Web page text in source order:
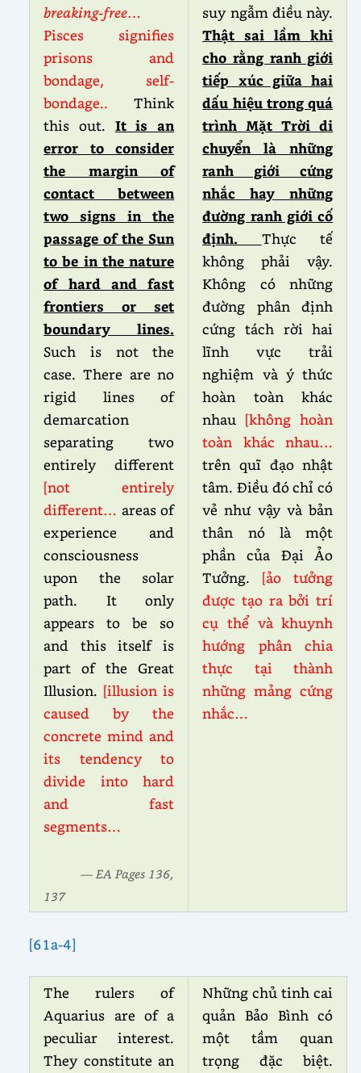
breaking-free…
Pisces signifies
prisons and
bondage, self-
bondage.. Think
this out. It is an
error to consider
the margin of
contact between
two signs in the
passage of the Sun
to be in the nature
of hard and fast
frontiers or set
boundary lines.
Such is not the
case. There are no
rigid lines of
demarcation
separating two
entirely different
[not entirely
different… areas of
experience and
consciousness
upon the solar
path. It only
appears to be so
and this itself is
part of the Great
Illusion. [illusion is
caused by the
concrete mind and
its tendency to
divide into hard
and fast
segments…
— EA Pages 136,
137
suy ngẫm điều này.
Thật sai lầm khi
cho rằng ranh giới
tiếp xúc giữa hai
dấu hiệu trong quá
trình Mặt Trời di
chuyển là những
ranh giới cứng
nhắc hay những
đường ranh giới cố
định. Thực tế
không phải vậy.
Không có những
đường phân định
cứng tách rời hai
lĩnh vực trải
nghiệm và ý thức
hoàn toàn khác
nhau [không hoàn
toàn khác nhau…
trên quĩ đạo nhật
tâm. Điều đó chỉ có
vẻ như vậy và bản
thân nó là một
phần của Đại Ảo
Tưởng. [ảo tưởng
được tạo ra bởi trí
cụ thể và khuynh
hướng phân chia
thực tại thành
những mảng cứng
nhắc…
[61a-4]
The rulers of
Aquarius are of a
peculiar interest.
They constitute an
Những chủ tinh cai
quản Bảo Bình có
một tầm quan
trọng đặc biệt.